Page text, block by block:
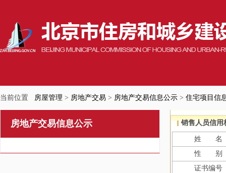
当前位置 房屋管理 > 房地产交易 > 房地产交易信息公示 > 住宅项目信
房地产交易信息公示 销售人员信用
姓 名
性 别
证书编号